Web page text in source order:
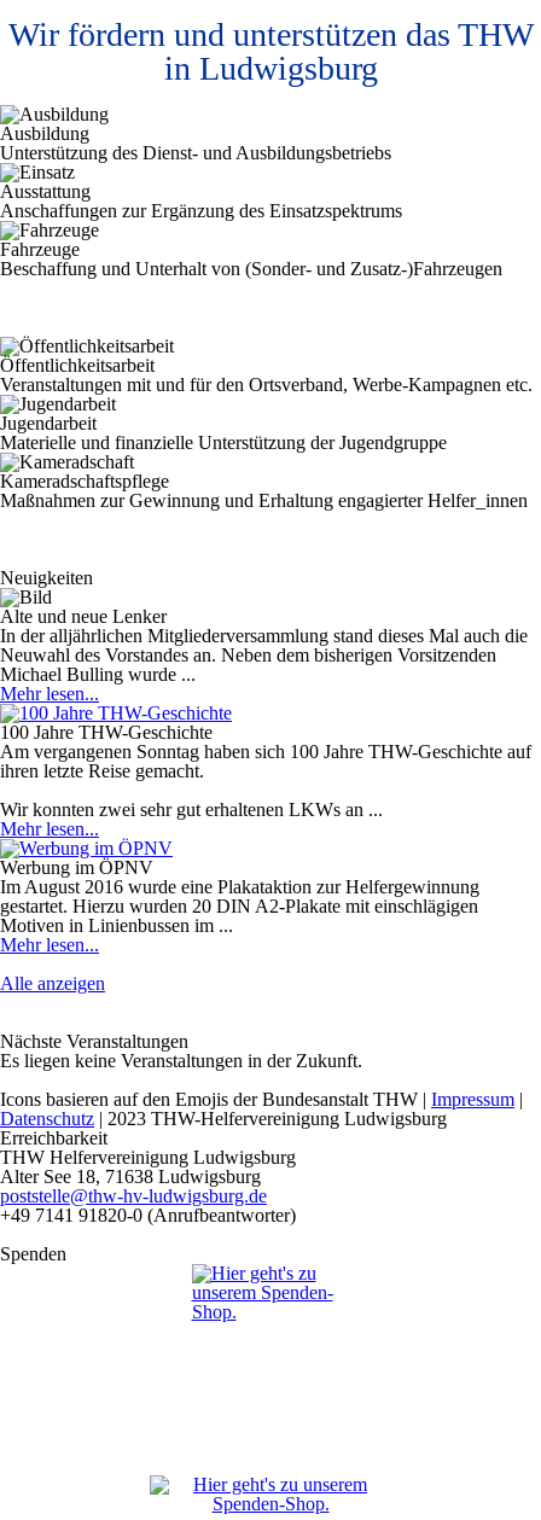
Wir fördern und unterstützen das THW
in Ludwigsburg
Ausbildung
Unterstützung des Dienst- und Ausbildungsbetriebs
Ausstattung
Anschaffungen zur Ergänzung des Einsatzspektrums
Fahrzeuge
Beschaffung und Unterhalt von (Sonder- und Zusatz-)Fahrzeugen
Öffentlichkeitsarbeit
Veranstaltungen mit und für den Ortsverband, Werbe-Kampagnen etc.
Jugendarbeit
Materielle und finanzielle Unterstützung der Jugendgruppe
Kameradschaftspflege
Maßnahmen zur Gewinnung und Erhaltung engagierter Helfer_innen
Neuigkeiten
Alte und neue Lenker
In der alljährlichen Mitgliederversammlung stand dieses Mal auch die
Neuwahl des Vorstandes an. Neben dem bisherigen Vorsitzenden
Michael Bulling wurde ...
Mehr lesen...
100 Jahre THW-Geschichte
Am vergangenen Sonntag haben sich 100 Jahre THW-Geschichte auf
ihren letzte Reise gemacht.
Wir konnten zwei sehr gut erhaltenen LKWs an ...
Mehr lesen...
Werbung im ÖPNV
Im August 2016 wurde eine Plakataktion zur Helfergewinnung
gestartet. Hierzu wurden 20 DIN A2-Plakate mit einschlägigen
Motiven in Linienbussen im ...
Mehr lesen...
Alle anzeigen
Nächste Veranstaltungen
Es liegen keine Veranstaltungen in der Zukunft.
Icons basieren auf den Emojis der Bundesanstalt THW | Impressum |
Datenschutz | 2023 THW-Helfervereinigung Ludwigsburg
Erreichbarkeit
THW Helfervereinigung Ludwigsburg
Alter See 18, 71638 Ludwigsburg
poststelle@thw-hv-ludwigsburg.de
+49 7141 91820-0 (Anrufbeantworter)
Spenden